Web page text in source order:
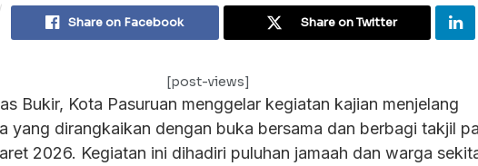
Share on Facebook Share on Twitter
[post-views]
Bukir, Kota Pasuruan menggelar kegiatan kajian menjelang
yang dirangkaikan dengan buka bersama dan berbagi takjil
2026. Kegiatan ini dihadiri puluhan jamaah dan warga